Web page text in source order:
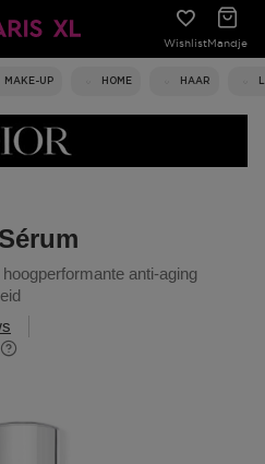
WishlistMandje
MAKE-UP HOME HAAR